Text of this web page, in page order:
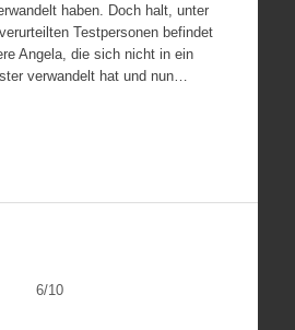
haben. Doch halt, unter
Testpersonen befindet
Angela, die sich nicht in ein
verwandelt hat und nun…
6/10